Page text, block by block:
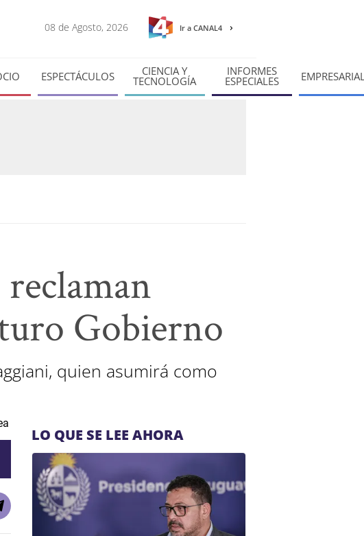
08 de Agosto, 2026 Ir a CANAL4
ESPECTÁCULOS CIENCIA Y
TECNOLOGÍA
INFORMES
ESPECIALES
Gobierno
quien asumirá como
LO QUE SE LEE AHORA